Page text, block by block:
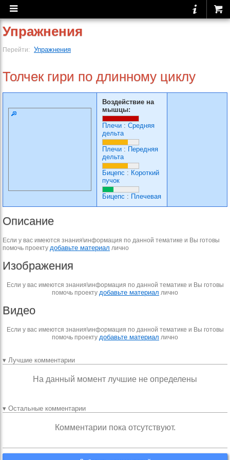
Упражнения
Перейти: Упражнения
Толчек гири по длинному циклу
Воздействие на
мышцы:
Плечи : Средняя
дельта
Плечи : Передняя
дельта
Бицепс : Короткий
пучок
Бицепс : Плечевая
Описание
Если у вас имеются знания\информация по данной тематике и Вы готовы
помочь проекту добавьте материал лично
Изображения
Если у вас имеются знания\информация по данной тематике и Вы готовы
помочь проекту добавьте материал лично
Видео
Если у вас имеются знания\информация по данной тематике и Вы готовы
помочь проекту добавьте материал лично
▾ Лучшие комментарии
На данный момент лучшие не определены
▾ Остальные комментарии
Комментарии пока отсутствуют.